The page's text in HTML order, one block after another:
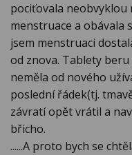
pociťovala
menstruace a obávala
jsem menstruaci
od znova. Tablety
neměla od nového
poslední řádek(tj.
závratí opět vrátil a
břicho.
......A proto bych se